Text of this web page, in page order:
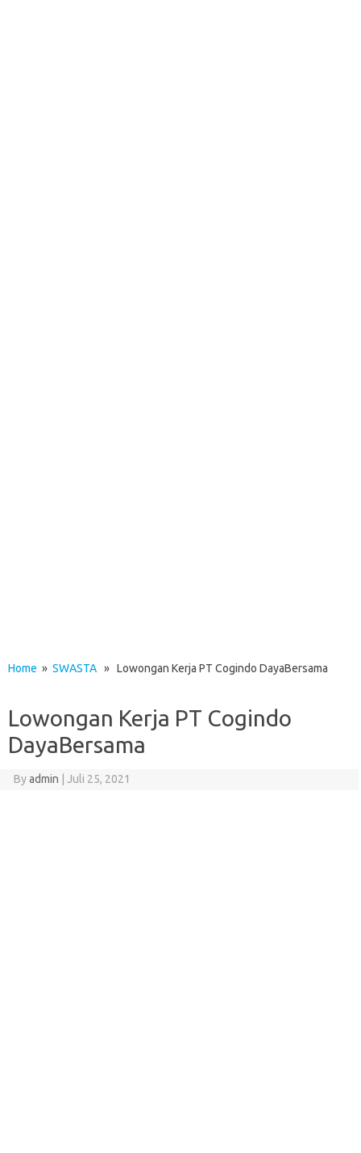
Home » SWASTA » Lowongan Kerja PT Cogindo DayaBersama
Lowongan Kerja PT Cogindo
DayaBersama
Byadmin Juli 25, 2021